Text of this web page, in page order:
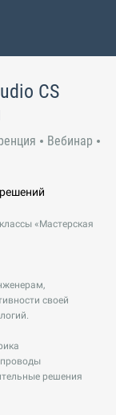
CS
Вебинар
«Мастерская
своей
решения